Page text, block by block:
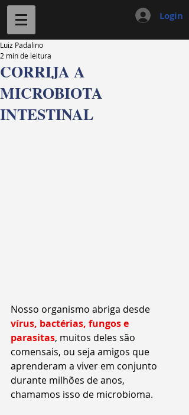
Login
CORRIJA A
MICROBIOTA
INTESTINAL
Luiz Padalino
2 min de leitura
Nosso organismo abriga desde
vírus, bactérias, fungos e
parasitas, muitos deles são
comensais, ou seja amigos que
aprenderam a viver em conjunto
durante milhões de anos,
chamamos isso de microbioma.